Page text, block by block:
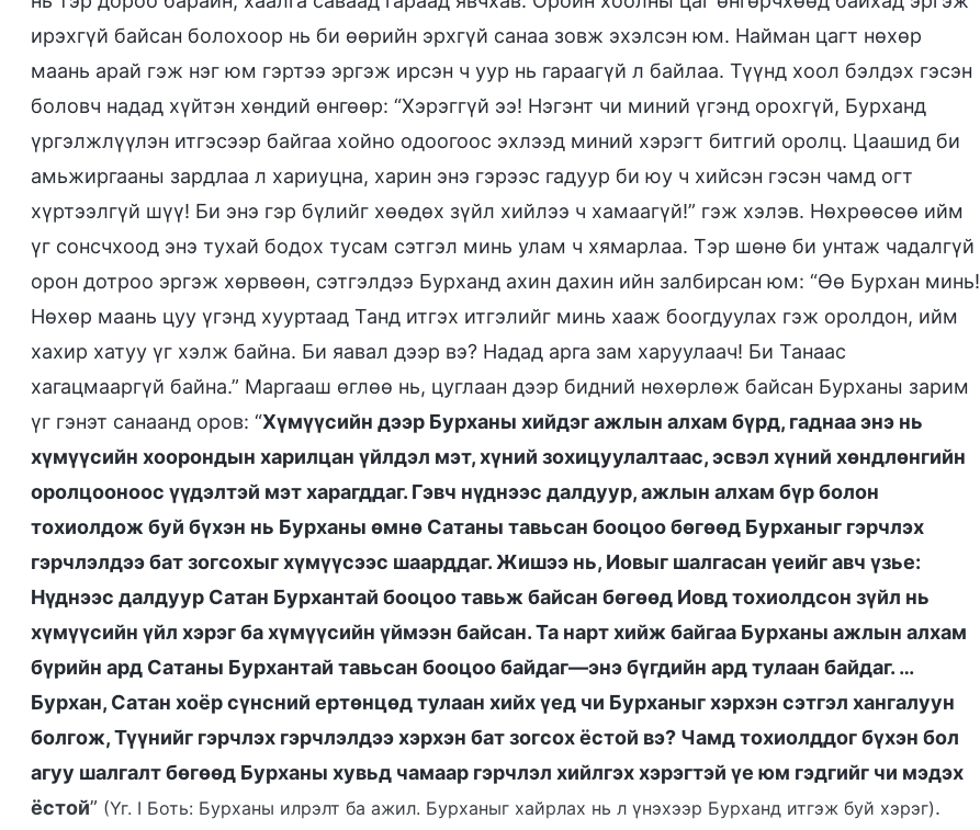
ирэхгүй байсан болохоор нь би өөрийн эрхгүй санаа зовж эхэлсэн юм. Найман цагт нөхөр
маань арай гэж нэг юм гэртээ эргэж ирсэн ч уур нь гараагүй л байлаа. Түүнд хоол бэлдэх гэсэн
боловч надад хүйтэн хөндий өнгөөр: “Хэрэггүй ээ! Нэгэнт чи миний үгэнд орохгүй, Бурханд
үргэлжлүүлэн итгэсээр байгаа хойно одоогоос эхлээд миний хэрэгт битгий оролц. Цаашид би
амьжиргааны зардлаа л хариуцна, харин энэ гэрээс гадуур би юу ч хийсэн гэсэн чамд огт
хүртээлгүй шүү! Би энэ гэр бүлийг хөөдөх зүйл хийлээ ч хамаагүй!” гэж хэлэв. Нөхрөөсөө ийм
үг сонсчхоод энэ тухай бодох тусам сэтгэл минь улам ч хямарлаа. Тэр шөнө би унтаж чадалгүй
орон дотроо эргэж хөрвөөн, сэтгэлдээ Бурханд ахин дахин ийн залбирсан юм: “Өө Бурхан минь!
Нөхөр маань цуу үгэнд хууртаад Танд итгэх итгэлийг минь хааж боогдуулах гэж оролдон, ийм
хахир хатуу үг хэлж байна. Би яавал дээр вэ? Надад арга зам харуулаач! Би Танаас
хагацмааргүй байна.” Маргааш өглөө нь, цуглаан дээр бидний нөхөрлөж байсан Бурханы зарим
үг гэнэт санаанд оров: “Хүмүүсийн дээр Бурханы хийдэг ажлын алхам бүрд, гаднаа энэ нь
хүмүүсийн хоорондын харилцан үйлдэл мэт, хүний зохицуулалтаас, эсвэл хүний хөндлөнгийн
оролцооноос үүдэлтэй мэт харагддаг. Гэвч нүднээс далдуур, ажлын алхам бүр болон
тохиолдож буй бүхэн нь Бурханы өмнө Сатаны тавьсан бооцоо бөгөөд Бурханыг гэрчлэх
гэрчлэлдээ бат зогсохыг хүмүүсээс шаарддаг. Жишээ нь, Иовыг шалгасан үеийг авч үзье:
Нүднээс далдуур Сатан Бурхантай бооцоо тавьж байсан бөгөөд Иовд тохиолдсон зүйл нь
хүмүүсийн үйл хэрэг ба хүмүүсийн үймээн байсан. Та нарт хийж байгаа Бурханы ажлын алхам
бүрийн ард Сатаны Бурхантай тавьсан бооцоо байдаг—энэ бүгдийн ард тулаан байдаг. …
Бурхан, Сатан хоёр сүнсний ертөнцөд тулаан хийх үед чи Бурханыг хэрхэн сэтгэл хангалуун
болгож, Түүнийг гэрчлэх гэрчлэлдээ хэрхэн бат зогсох ёстой вэ? Чамд тохиолддог бүхэн бол
агуу шалгалт бөгөөд Бурханы хувьд чамаар гэрчлэл хийлгэх хэрэгтэй үе юм гэдгийг чи мэдэх
ёстой” (Үг. I Боть: Бурханы илрэлт ба ажил. Бурханыг хайрлах нь л үнэхээр Бурханд итгэж буй хэрэг).